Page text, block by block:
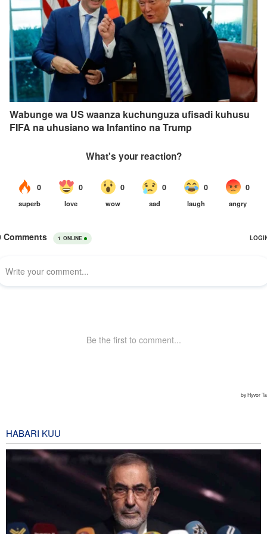
Wabunge wa US waanza kuchunguza ufisadi kuhusu
FIFA na uhusiano wa Infantino na Trump
HABARI KUU